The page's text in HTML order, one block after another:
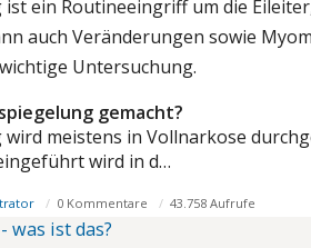
ein Routineeingriff um die
auch Veränderungen sowie
Untersuchung.
gemacht?
wird meistens in Vollnarkose
wird in d…
0 Kommentare 43.758 Aufrufe
was ist das?